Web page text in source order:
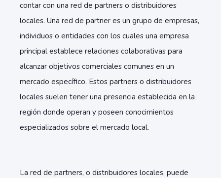
contar con una red de partners o distribuidores
locales. Una red de partner es un grupo de empresas,
individuos o entidades con los cuales una empresa
principal establece relaciones colaborativas para
alcanzar objetivos comerciales comunes en un
mercado específico. Estos partners o distribuidores
locales suelen tener una presencia establecida en la
región donde operan y poseen conocimientos
especializados sobre el mercado local.
La red de partners, o distribuidores locales, puede